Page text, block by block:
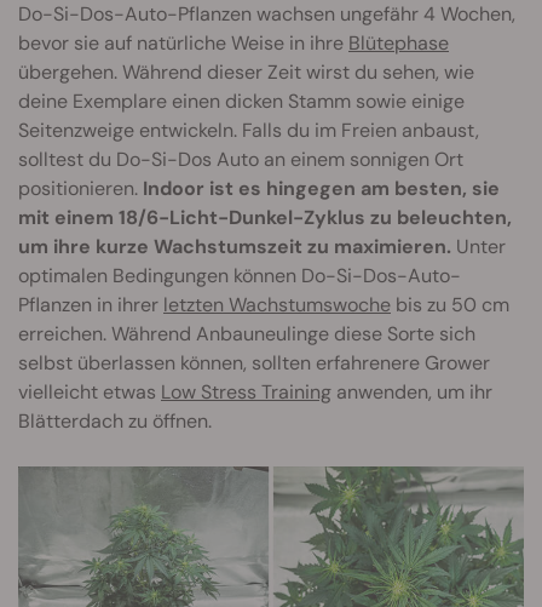
Do-Si-Dos-Auto-Pflanzen wachsen ungefähr 4 Wochen,
bevor sie auf natürliche Weise in ihre Blütephase
übergehen. Während dieser Zeit wirst du sehen, wie
deine Exemplare einen dicken Stamm sowie einige
Seitenzweige entwickeln. Falls du im Freien anbaust,
solltest du Do-Si-Dos Auto an einem sonnigen Ort
positionieren. Indoor ist es hingegen am besten, sie
mit einem 18/6-Licht-Dunkel-Zyklus zu beleuchten,
um ihre kurze Wachstumszeit zu maximieren. Unter
optimalen Bedingungen können Do-Si-Dos-Auto-
Pflanzen in ihrer letzten Wachstumswoche bis zu 50 cm
erreichen. Während Anbauneulinge diese Sorte sich
selbst überlassen können, sollten erfahrenere Grower
vielleicht etwas Low Stress Training anwenden, um ihr
Blätterdach zu öffnen.